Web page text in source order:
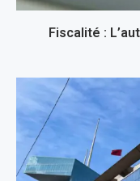
Fiscalité :